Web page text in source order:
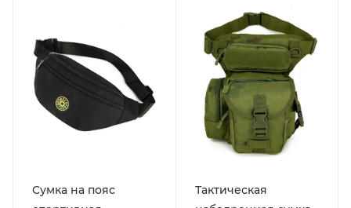
Сумка на пояс
Тактическая